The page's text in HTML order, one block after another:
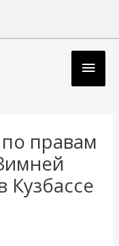
правам
Кузбассе